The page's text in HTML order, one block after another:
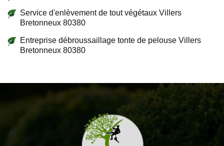
Service d'enlèvement de tout végétaux Villers
Bretonneux 80380
Entreprise débroussaillage tonte de pelouse Villers
Bretonneux 80380